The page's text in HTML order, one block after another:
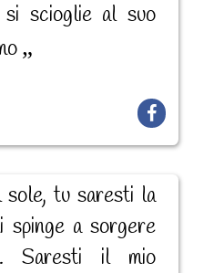
scioglie al suo
tu saresti la
spinge a sorgere
Saresti il mio